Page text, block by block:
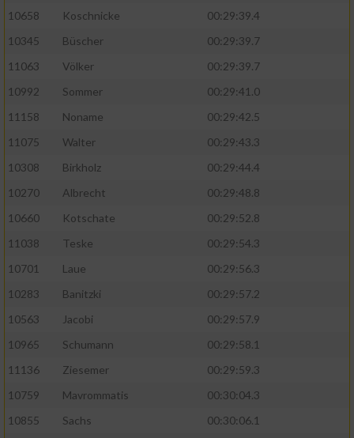
10658
Koschnicke
00:29:39.4
10345
Büscher
00:29:39.7
11063
Völker
00:29:39.7
10992
Sommer
00:29:41.0
11158
Noname
00:29:42.5
11075
Walter
00:29:43.3
10308
Birkholz
00:29:44.4
10270
Albrecht
00:29:48.8
10660
Kotschate
00:29:52.8
11038
Teske
00:29:54.3
10701
Laue
00:29:56.3
10283
Banitzki
00:29:57.2
10563
Jacobi
00:29:57.9
10965
Schumann
00:29:58.1
11136
Ziesemer
00:29:59.3
10759
Mavrommatis
00:30:04.3
10855
Sachs
00:30:06.1